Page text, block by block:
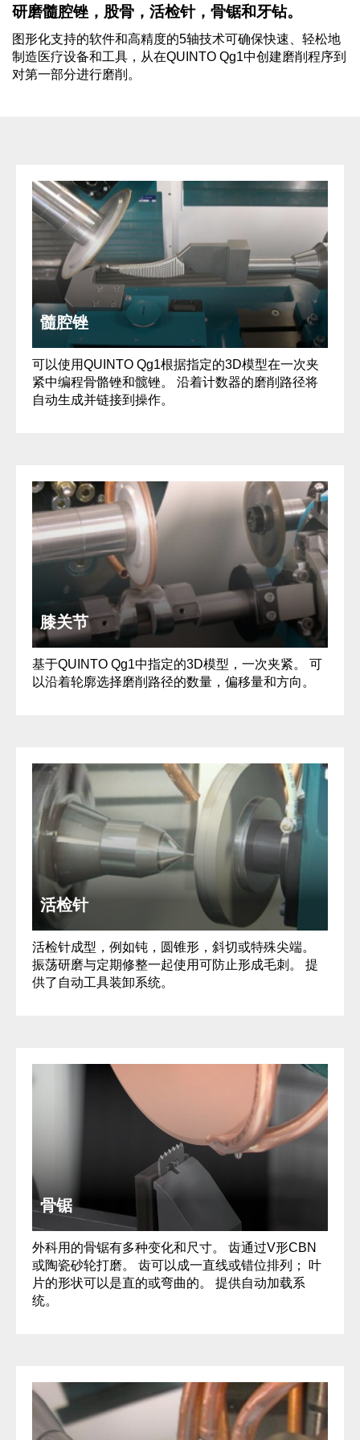
研磨髓腔锉，股骨，活检针，骨锯和牙钻。
图形化支持的软件和高精度的5轴技术可确保快速、轻松地
制造医疗设备和工具，从在QUINTO Qg1中创建磨削程序到
对第一部分进行磨削。
髓腔锉
可以使用QUINTO Qg1根据指定的3D模型在一次夹
紧中编程骨骼锉和髋锉。 沿着计数器的磨削路径将
自动生成并链接到操作。
膝关节
基于QUINTO Qg1中指定的3D模型，一次夹紧。 可
以沿着轮廓选择磨削路径的数量，偏移量和方向。
活检针
活检针成型，例如钝，圆锥形，斜切或特殊尖端。
振荡研磨与定期修整一起使用可防止形成毛刺。 提
供了自动工具装卸系统。
骨锯
外科用的骨锯有多种变化和尺寸。 齿通过V形CBN
或陶瓷砂轮打磨。 齿可以成一直线或错位排列； 叶
片的形状可以是直的或弯曲的。 提供自动加载系
统。